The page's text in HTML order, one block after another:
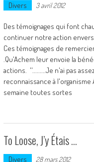
Divers 3 avril 2012
Des témoignages qui font
continuer notre action
Ces témoignages de
.Qu'Achem leur envoie la
actions. ''.........Je n'ai pas
reconnaissance à
semaine toutes sortes
To Loose, J’y Étais …
Divers 28 mars 2012